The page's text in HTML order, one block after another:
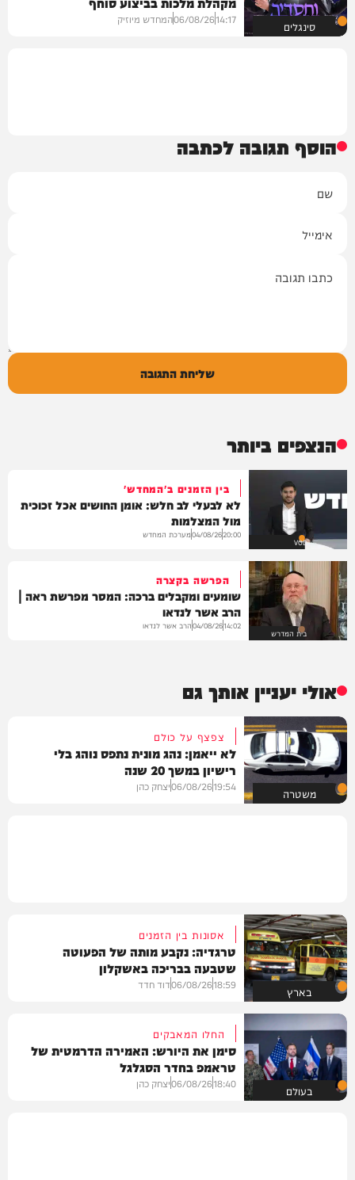
סינגלים 14:17
06/08/26המחדש מיוזיק
הוסף תגובה לכתבה
שליחת התגובה
הנצפים ביותר
VOD
בין הזמנים ב'המחדש'
לא לבעלי לב חלש: אומן החושים אכל זכוכית
מול המצלמות
20:00
04/08/26מערכת המחדש
בית המדרש
הפרשה בקצרה
שומעים ומקבלים ברכה: המסר מפרשת ראה |
הרב אשר לנדאו
14:02
04/08/26הרב אשר לנדאו
אולי יעניין אותך גם
משטרה
צפצף על כולם
לא ייאמן: נהג מונית נתפס נוהג בלי
רישיון במשך 20 שנה
19:54
06/08/26יצחק כהן
בארץ
אסונות בין הזמנים
טרגדיה: נקבע מותה של הפעוטה
שטבעה בבריכה באשקלון
18:59
06/08/26דוד חדד
בעולם
החלו המאבקים
סימן את היורש: האמירה הדרמטית של
טראמפ בחדר הסגלגל
18:40
06/08/26יצחק כהן